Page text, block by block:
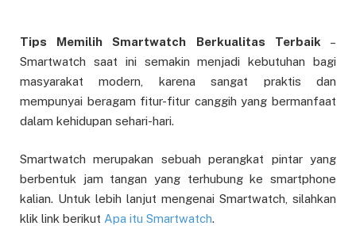
Tips Memilih Smartwatch Berkualitas Terbaik –
Smartwatch saat ini semakin menjadi kebutuhan bagi
masyarakat modern, karena sangat praktis dan
mempunyai beragam fitur-fitur canggih yang bermanfaat
dalam kehidupan sehari-hari.
Smartwatch merupakan sebuah perangkat pintar yang
berbentuk jam tangan yang terhubung ke smartphone
kalian. Untuk lebih lanjut mengenai Smartwatch, silahkan
klik link berikut Apa itu Smartwatch.